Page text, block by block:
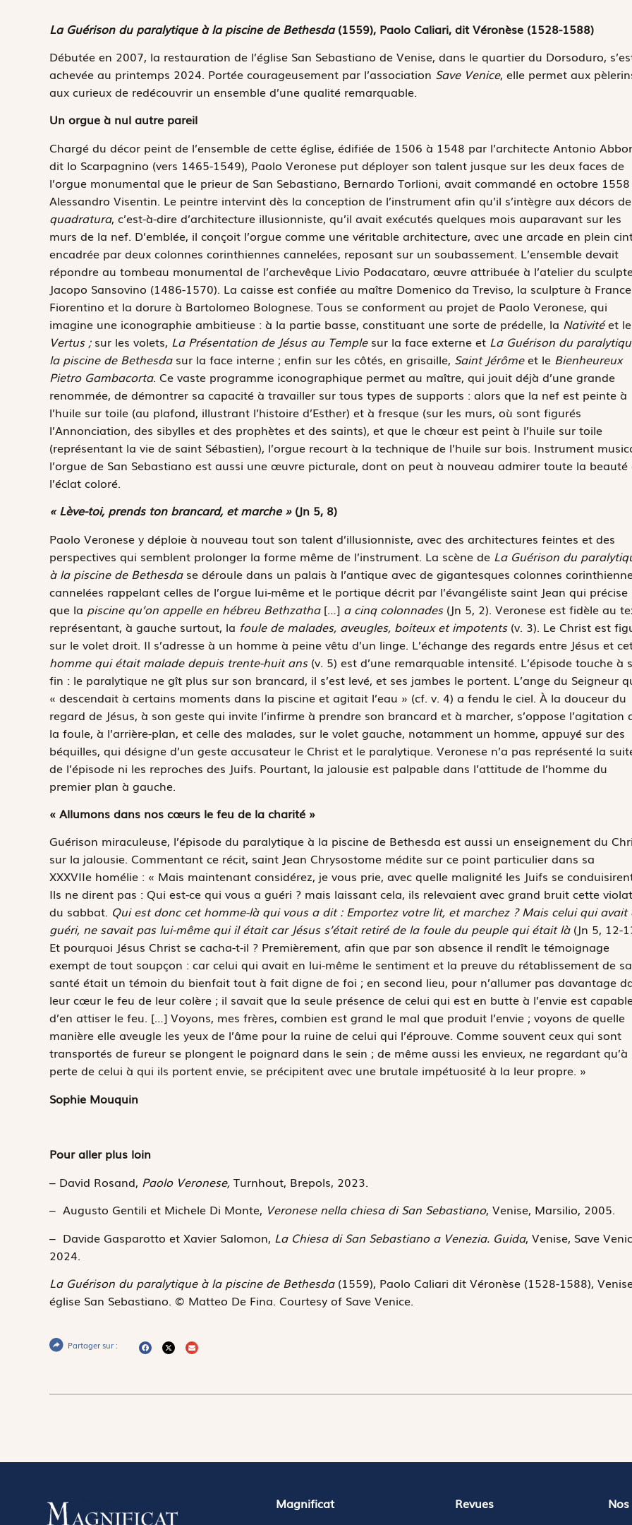
La Guérison du paralytique à la piscine de Bethesda(1559), Paolo Caliari, dit Véronèse (1528-1588)
Débutée en 2007, la restauration de l’église San Sebastiano de Venise, dans le quartier du Dorsoduro,
achevée au printemps 2024. Portée courageusement par l’association Save Venice, elle permet aux
aux curieux de redécouvrir un ensemble d’une qualité remarquable.
Un orgue à nul autre pareil
Chargé du décor peint de l’ensemble de cette église, édifiée de 1506 à 1548 par l’architecte Antonio
dit lo Scarpagnino (vers 1465-1549), Paolo Veronese put déployer son talent jusque sur les deux faces de
l’orgue monumental que le prieur de San Sebastiano, Bernardo Torlioni, avait commandé en octobre
Alessandro Visentin. Le peintre intervint dès la conception de l’instrument afin qu’il s’intègre aux décors de
quadratura, c’est-à-dire d’architecture illusionniste, qu’il avait exécutés quelques mois auparavant sur les
murs de la nef. D’emblée, il conçoit l’orgue comme une véritable architecture, avec une arcade en plein
encadrée par deux colonnes corinthiennes cannelées, reposant sur un soubassement. L’ensemble devait
répondre au tombeau monumental de l’archevêque Livio Podacataro, œuvre attribuée à l’atelier du
Jacopo Sansovino (1486-1570). La caisse est confiée au maître Domenico da Treviso, la sculpture à
Fiorentino et la dorure à Bartolomeo Bolognese. Tous se conforment au projet de Paolo Veronese, qui
imagine une iconographie ambitieuse : à la partie basse, constituant une sorte de prédelle, la Nativitéet
Vertus ; sur les volets, La Présentation de Jésus au Temple sur la face externe et La Guérison du
la piscine de Bethesda sur la face interne ; enfin sur les côtés, en grisaille, Saint Jérômeet le Bienheureux
Pietro Gambacorta. Ce vaste programme iconographique permet au maître, qui jouit déjà d’une grande
renommée, de démontrer sa capacité à travailler sur tous types de supports : alors que la nef est peinte à
l’huile sur toile (au plafond, illustrant l’histoire d’Esther) et à fresque (sur les murs, où sont figurés
l’Annonciation, des sibylles et des prophètes et des saints), et que le chœur est peint à l’huile sur toile
(représentant la vie de saint Sébastien), l’orgue recourt à la technique de l’huile sur bois. Instrument
l’orgue de San Sebastiano est aussi une œuvre picturale, dont on peut à nouveau admirer toute la beauté
l’éclat coloré.
« Lève-toi, prends ton brancard, et marche »(Jn 5, 8)
Paolo Veronese y déploie à nouveau tout son talent d’illusionniste, avec des architectures feintes et des
perspectives qui semblent prolonger la forme même de l’instrument. La scène de La Guérison du
à la piscine de Bethesdase déroule dans un palais à l’antique avec de gigantesques colonnes
cannelées rappelant celles de l’orgue lui-même et le portique décrit par l’évangéliste saint Jean qui précise
que la piscine qu’on appelle en hébreu Bethzatha[…] a cinq colonnades (Jn 5, 2). Veronese est fidèle au
représentant, à gauche surtout, la foule de malades, aveugles, boiteux et impotents(v. 3). Le Christ est
sur le volet droit. Il s’adresse à un homme à peine vêtu d’un linge. L’échange des regards entre Jésus et
homme qui était malade depuis trente-huit ans(v. 5) est d’une remarquable intensité. L’épisode touche à
fin : le paralytique ne gît plus sur son brancard, il s’est levé, et ses jambes le portent. L’ange du Seigneur
« descendait à certains moments dans la piscine et agitait l’eau » (cf. v. 4) a fendu le ciel. À la douceur du
regard de Jésus, à son geste qui invite l’infirme à prendre son brancard et à marcher, s’oppose l’agitation
la foule, à l’arrière-plan, et celle des malades, sur le volet gauche, notamment un homme, appuyé sur des
béquilles, qui désigne d’un geste accusateur le Christ et le paralytique. Veronese n’a pas représenté la
de l’épisode ni les reproches des Juifs. Pourtant, la jalousie est palpable dans l’attitude de l’homme du
premier plan à gauche.
« Allumons dans nos cœurs le feu de la charité »
Guérison miraculeuse, l’épisode du paralytique à la piscine de Bethesda est aussi un enseignement du
sur la jalousie. Commentant ce récit, saint Jean Chrysostome médite sur ce point particulier dans sa
XXXVIIe homélie : « Mais maintenant considérez, je vous prie, avec quelle malignité les Juifs se
Ils ne dirent pas : Qui est-ce qui vous a guéri ? mais laissant cela, ils relevaient avec grand bruit cette
du sabbat. Qui est donc cet homme-là qui vous a dit : Emportez votre lit, et marchez ? Mais celui qui avait
guéri, ne savait pas lui-même qui il était car Jésus s’était retiré de la foule du peuple qui était là(Jn 5, 12-
Et pourquoi Jésus Christ se cacha-t-il ? Premièrement, afin que par son absence il rendît le témoignage
exempt de tout soupçon : car celui qui avait en lui-même le sentiment et la preuve du rétablissement de sa
santé était un témoin du bienfait tout à fait digne de foi ; en second lieu, pour n’allumer pas davantage
leur cœur le feu de leur colère ; il savait que la seule présence de celui qui est en butte à l’envie est
d’en attiser le feu. […] Voyons, mes frères, combien est grand le mal que produit l’envie ; voyons de quelle
manière elle aveugle les yeux de l’âme pour la ruine de celui qui l’éprouve. Comme souvent ceux qui sont
transportés de fureur se plongent le poignard dans le sein ; de même aussi les envieux, ne regardant qu’à
perte de celui à qui ils portent envie, se précipitent avec une brutale impétuosité à la leur propre. »
Sophie Mouquin
Pour aller plus loin
– David Rosand, Paolo Veronese, Turnhout, Brepols, 2023.
– Augusto Gentili et Michele Di Monte, Veronese nella chiesa di San Sebastiano, Venise, Marsilio, 2005.
– Davide Gasparotto et Xavier Salomon, La Chiesa di San Sebastiano a Venezia. Guida, Venise, Save
2024.
La Guérison du paralytique à la piscine de Bethesda(1559), Paolo Caliari dit Véronèse (1528-1588),
église San Sebastiano. © Matteo De Fina. Courtesy of Save Venice.
Partager sur :
Magnificat Revues